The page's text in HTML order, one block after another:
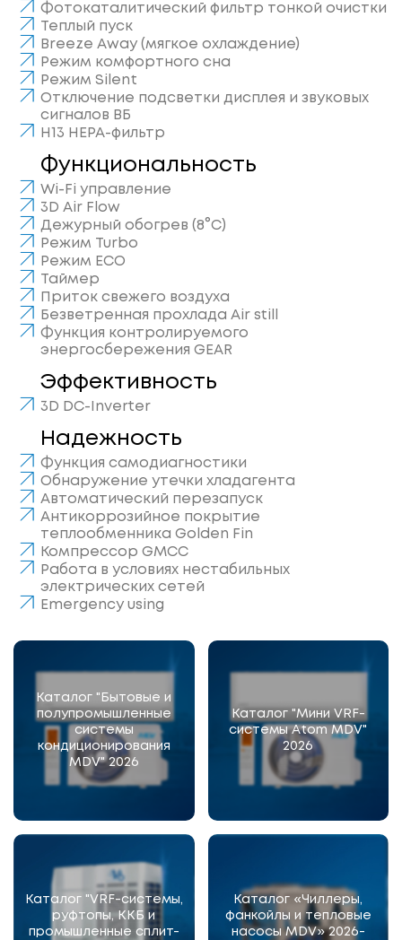
Фотокаталитический фильтр тонкой очистки
Теплый пуск
Breeze Away (мягкое охлаждение)
Режим комфортного сна
Режим Silent
Отключение подсветки дисплея и звуковых
сигналов ВБ
H13 HEPA-фильтр
Функциональность
Wi-Fi управление
3D Air Flow
Дежурный обогрев (8°С)
Режим Turbo
Режим ECO
Таймер
Приток свежего воздуха
Безветренная прохлада Air still
Функция контролируемого
энергосбережения GEAR
Эффективность
3D DC-Inverter
Надежность
Функция самодиагностики
Обнаружение утечки хладагента
Автоматический перезапуск
Антикоррозийное покрытие
теплообменника Golden Fin
Компрессор GMCC
Работа в условиях нестабильных
электрических сетей
Emergency using
Каталог "Бытовые и
полупромышленные
системы
кондиционирования
MDV" 2026
Каталог "Мини VRF-
системы Atom MDV"
2026
Каталог "VRF-системы,
руфтопы, ККБ и
промышленные сплит-
Каталог «Чиллеры,
фанкойлы и тепловые
насосы MDV» 2026-